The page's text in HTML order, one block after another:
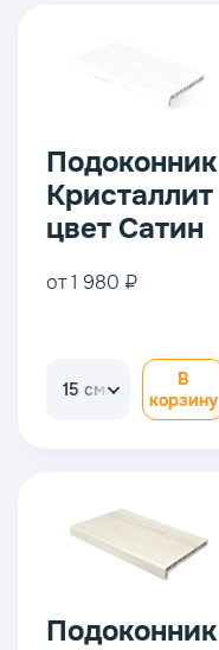
Подоконник
Кристаллит
цвет Сатин
от 1 980 ₽
15 см.
В
корзину
Подоконник